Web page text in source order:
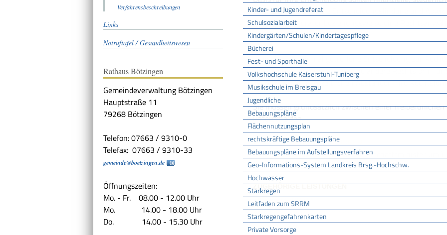
Kinder- und Jugendreferat
Schulsozialarbeit
Kindergärten/Schulen/Kindertagespflege
Bücherei
Fest- und Sporthalle
Volkshochschule Kaiserstuhl-Tuniberg
Musikschule im Breisgau
Jugendliche
Bebauungspläne
Flächennutzungsplan
rechtskräftige Bebauungspläne
Bebauungspläne im Aufstellungsverfahren
Geo-Informations-System Landkreis Brsg.-Hochschw.
Hochwasser
Starkregen
Leitfaden zum SRRM
Starkregengefahrenkarten
Private Vorsorge
Verfahrensbeschreibungen
Links
Notruftafel / Gesundheitswesen
Rathaus Bötzingen
Gemeindeverwaltung Bötzingen
Hauptstraße 11
79268 Bötzingen
Telefon: 07663 / 9310-0
Telefax: 07663 / 9310-33
gemeinde@boetzingen.de
Öffnungszeiten:
Mo. - Fr. 08.00 - 12.00 Uhr
Mo. 14.00 - 18.00 Uhr
Do. 14.00 - 15.30 Uhr
sein. Ziehen Sie für die Entscheidungsfindung und
einen Steuerberater beziehungsweise eine
hinzu.
Hinweis: Eine einmal getroffene Entscheidung zur
Sie können sie später, wenn eine andere Rechtsform
Lassen Sie daher in zeitlichen Abständen Ihre
Sie müssen grundsätzlich zwischen einer
unterscheiden.
VERTIEFENDE INFORMATIONEN
Wahl der Rechtsform (Bundeswirtschaftsministerium )
GründerZeiten-Ausgabe "Rechtsformen" .
ZUGEHÖRIGE LEISTUNGEN
Gewerbe anmelden
Handelsregister - Eintragung anmelden
Partnerschaftsregister - Eintragung anmelden